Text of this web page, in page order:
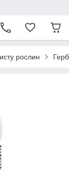
рослин